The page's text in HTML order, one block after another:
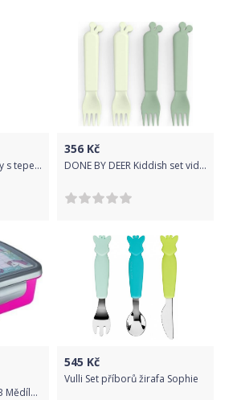
Tommee Tippee Lžičky s tepelným senzorem Explora 4m+, 3ks
356 Kč
DONE BY DEER Kiddish set vidliček Raffi - zelené
R&B Mědílek s.r.o. R&B Mědílek s.r.o. Svačinový box Zdravá sváča - Fluo fialová/nerez
545 Kč
Vulli Set příborů žirafa Sophie